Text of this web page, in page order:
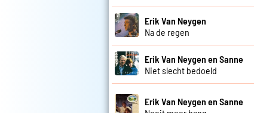
Erik Van Neygen
Na de regen
Erik Van Neygen en Sanne
Niet slecht bedoeld
Erik Van Neygen en Sanne